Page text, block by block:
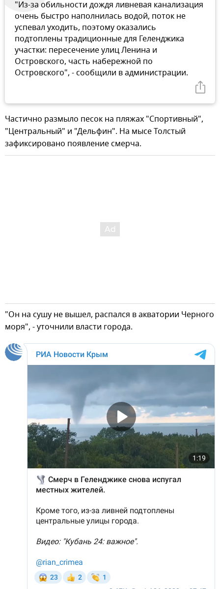
"Из-за обильности дождя ливневая канализация
очень быстро наполнилась водой, поток не
успевал уходить, поэтому оказались
подтоплены традиционные для Геленджика
участки: пересечение улиц Ленина и
Островского, часть набережной по
Островского", - сообщили в администрации.
Частично размыло песок на пляжах "Спортивный",
"Центральный" и "Дельфин". На мысе Толстый
зафиксировано появление смерча.
"Он на сушу не вышел, распался в акватории Черного
моря", - уточнили власти города.